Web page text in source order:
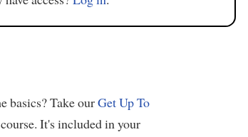
basics? Take ourGet Up To
course. It's included in your